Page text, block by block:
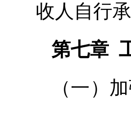
收人自行
第七章
（一）